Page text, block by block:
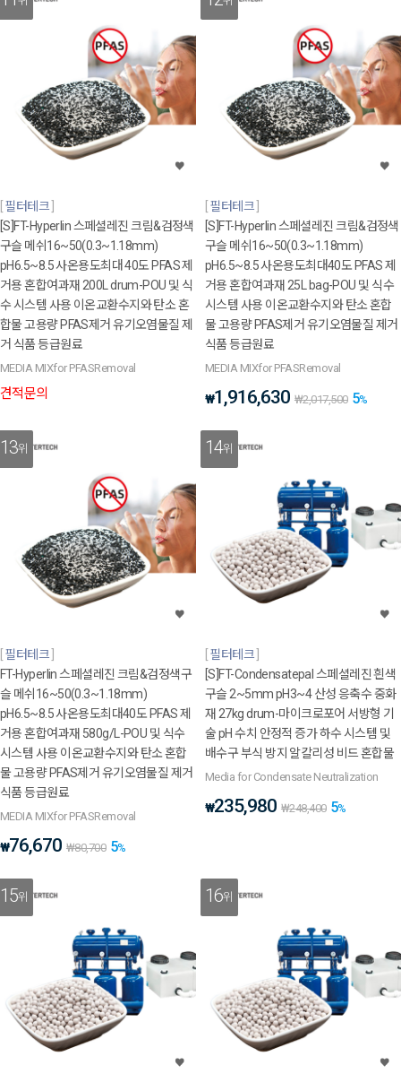
필터테크
[S]FT-Hyperlin 스페셜레진 크림&검정색
구슬 메쉬16~50(0.3~1.18mm)
pH6.5~8.5 사온용도최대 40도 PFAS 제
거용 혼합여과재 200L drum-POU 및 식
수 시스템 사용 이온교환수지와 탄소 혼
합물 고용량 PFAS제거 유기오염물질 제
거 식품 등급원료
MEDIA MIXfor PFASRemoval
견적문의
필터테크
[S]FT-Hyperlin 스페셜레진 크림&검정색
구슬 메쉬16~50(0.3~1.18mm)
pH6.5~8.5 사온용도최대40도 PFAS 제
거용 혼합여과재 25L bag-POU 및 식수
시스템 사용 이온교환수지와 탄소 혼합
물 고용량 PFAS제거 유기오염물질 제거
식품 등급원료
MEDIA MIXfor PFASRemoval
₩1,916,630 ₩2,017,500 5%
13위
필터테크
FT-Hyperlin 스페셜레진 크림&검정색구
슬 메쉬16~50(0.3~1.18mm)
pH6.5~8.5 사온용도최대40도 PFAS 제
거용 혼합여과재 580g/L-POU 및 식수
시스템 사용 이온교환수지와 탄소 혼합
물 고용량 PFAS제거 유기오염물질 제거
식품 등급원료
MEDIA MIXfor PFASRemoval
₩76,670 ₩80,700 5%
14위
필터테크
[S]FT-Condensatepal 스페셜레진 흰색
구슬 2~5mm pH3~4 산성 응축수 중화
재 27kg drum-마이크로포어 서방형 기
술 pH 수치 안정적 증가 하수 시스템 및
배수구 부식 방지 알칼리성 비드 혼합물
Media for Condensate Neutralization
₩235,980 ₩248,400 5%
15위 16위